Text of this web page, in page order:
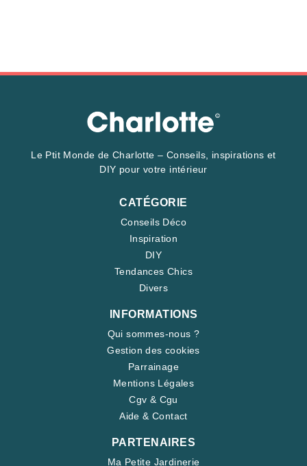
Le Ptit Monde de Charlotte – Conseils, inspirations et
DIY pour votre intérieur
CATÉGORIE
Conseils Déco
Inspiration
DIY
Tendances Chics
Divers
INFORMATIONS
Qui sommes-nous ?
Gestion des cookies
Parrainage
Mentions Légales
Cgv & Cgu
Aide & Contact
PARTENAIRES
Ma Petite Jardinerie